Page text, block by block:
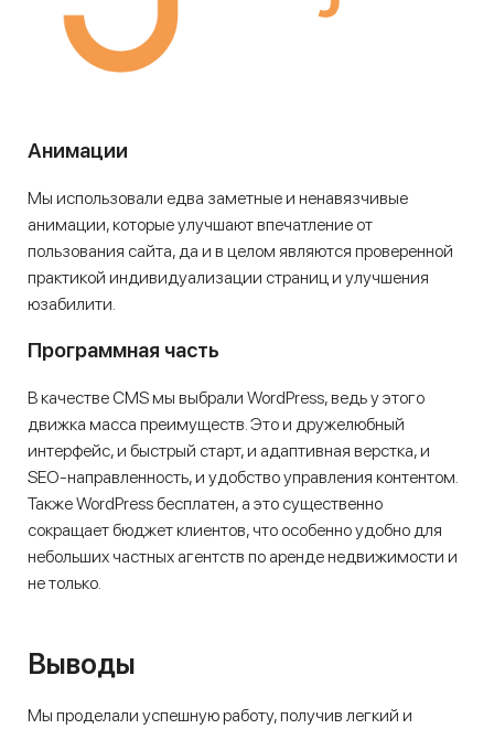
Анимации
Мы использовали едва заметные и ненавязчивые
анимации, которые улучшают впечатление от
пользования сайта, да и в целом являются проверенной
практикой индивидуализации страниц и улучшения
юзабилити.
Программная часть
В качестве CMS мы выбрали WordPress, ведь у этого
движка масса преимуществ. Это и дружелюбный
интерфейс, и быстрый старт, и адаптивная верстка, и
SEO-направленность, и удобство управления контентом.
Также WordPress бесплатен, а это существенно
сокращает бюджет клиентов, что особенно удобно для
небольших частных агентств по аренде недвижимости и
не только.
Выводы
Мы проделали успешную работу, получив легкий и